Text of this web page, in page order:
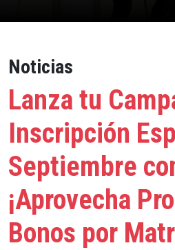
Noticias
Lanza tu
Inscripción
Septiembre
¡Aprovecha
Bonos por